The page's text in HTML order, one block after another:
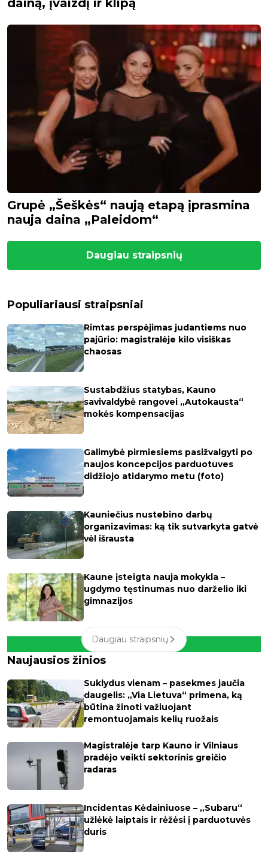
dainą, įvaizdį ir klipą
Grupė „Šeškės“ naują etapą įprasmina
nauja daina „Paleidom“
Daugiau straipsnių
Populiariausi straipsniai
Rimtas perspėjimas judantiems nuo
pajūrio: magistralėje kilo visiškas
chaosas
Sustabdžius statybas, Kauno
savivaldybė rangovei „Autokausta“
mokės kompensacijas
Galimybė pirmiesiems pasižvalgyti po
naujos koncepcijos parduotuves
didžiojo atidarymo metu (foto)
Kauniečius nustebino darbų
organizavimas: ką tik sutvarkyta gatvė
vėl išrausta
Kaune įsteigta nauja mokykla –
ugdymo tęstinumas nuo darželio iki
gimnazijos
Daugiau straipsnių
Naujausios žinios
Suklydus vienam – pasekmes jaučia
daugelis: „Via Lietuva“ primena, ką
būtina žinoti važiuojant
remontuojamais kelių ruožais
Magistralėje tarp Kauno ir Vilniaus
pradėjo veikti sektorinis greičio
radaras
Incidentas Kėdainiuose – „Subaru“
užlėkė laiptais ir rėžėsi į parduotuvės
duris